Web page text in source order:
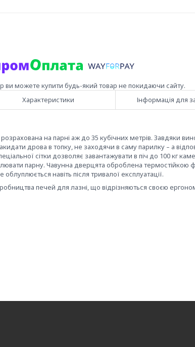
ви можете купити будь-який товар не покидаючи сайту.
Характеристики Інформація для
розрахована на парні аж до 35 кубічних метрів. Завдяки
дрова в топку, не заходячи в саму парилку – а
сітки дозволяє завантажувати в піч до 100 кг
парну. Чавунна дверцята оброблена термостійкою
навіть після тривалої експлуатації.
печей для лазні, що відрізняються своєю